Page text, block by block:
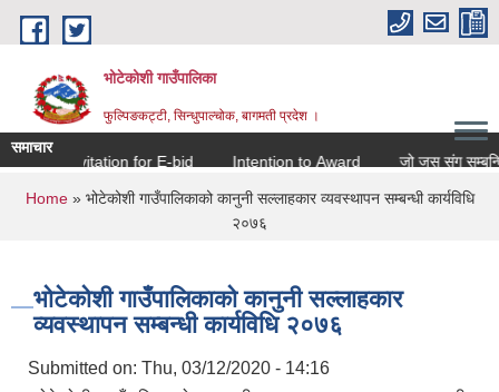
Skip to main content
भोटेकोशी गाउँपालिका
फुल्पिङकट्टी, सिन्धुपाल्चोक, बागमती प्रदेश ।
समाचार
Invitation for E-bid
Intention to Award जो जस संग सम्बन्धित
You are here
Home» भोटेकोशी गाउँपालिकाको कानुनी सल्लाहकार व्यवस्थापन सम्बन्धी कार्यविधि
२०७६
भोटेकोशी गाउँपालिकाको कानुनी सल्लाहकार
व्यवस्थापन सम्बन्धी कार्यविधि २०७६
Submitted on: Thu, 03/12/2020 - 14:16